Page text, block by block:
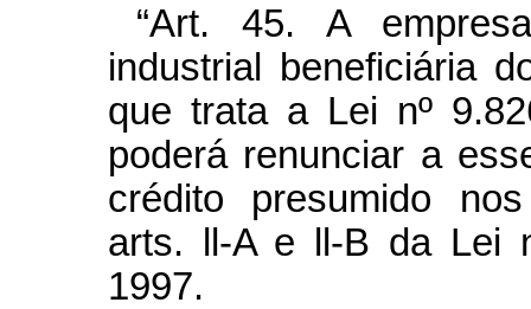
“Art. 45. A
industrial beneficiária
que trata a Lei nº
poderá renunciar a
crédito presumido
arts. ll-A e ll-B da Lei
1997.